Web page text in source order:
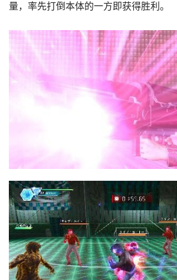
量，率先打倒本体的一方即获得胜利。